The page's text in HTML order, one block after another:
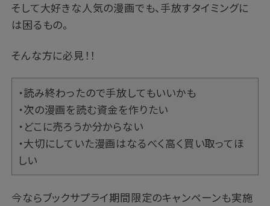
そして大好きな人気の漫画でも、手放すタイミングに
は困るもの。
そんな方に必見！！
・読み終わったので手放してもいいかも
・次の漫画を読む資金を作りたい
・どこに売ろうか分からない
・大切にしていた漫画はなるべく高く買い取ってほ
しい
今ならブックサプライ期間限定のキャンペーンも実施